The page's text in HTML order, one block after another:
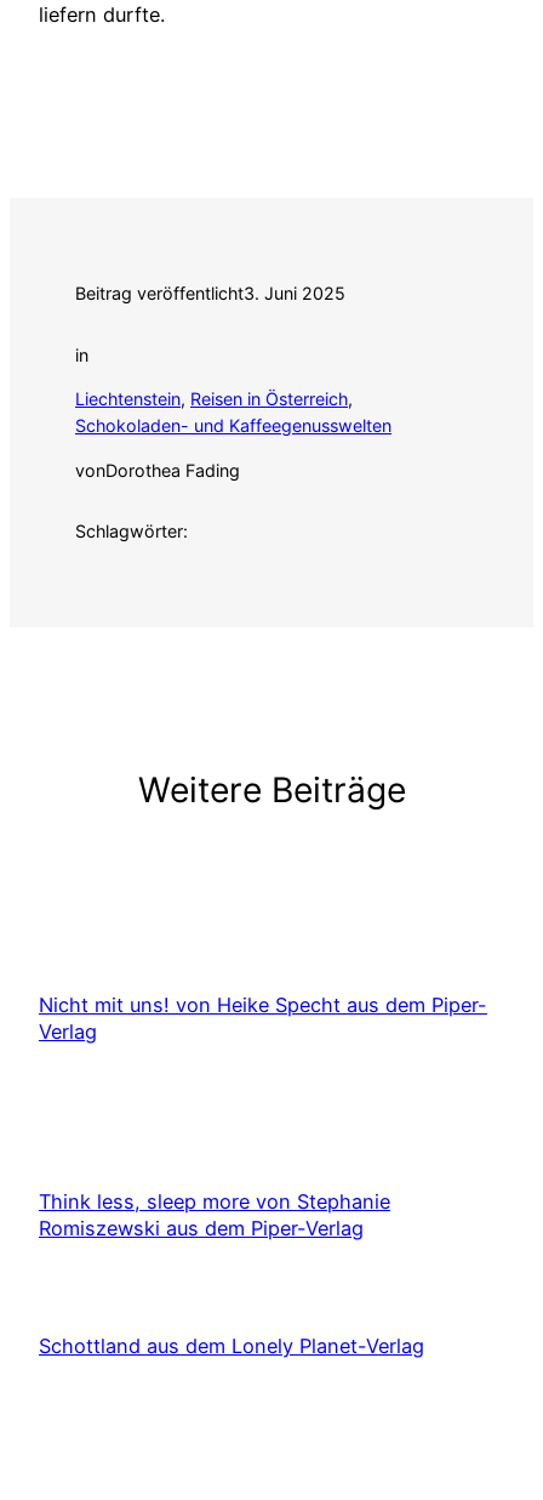
liefern durfte.
Beitrag veröffentlicht3. Juni 2025
in
Liechtenstein, Reisen in Österreich
Schokoladen- und Kaffeegenusswelten
vonDorothea Fading
Schlagwörter:
Weitere Beiträge
Nicht mit uns! von Heike Specht aus dem Piper-
Verlag
Think less, sleep more von Stephanie
Romiszewski aus dem Piper-Verlag
Schottland aus dem Lonely Planet-Verlag